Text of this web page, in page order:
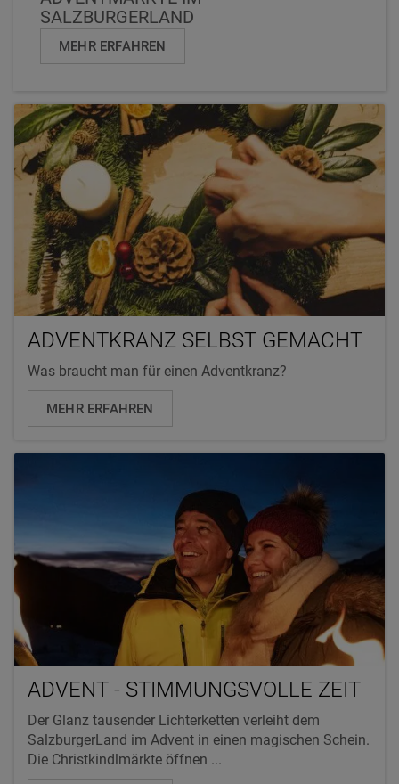
SALZBURGERLAND
MEHR ERFAHREN
ADVENTKRANZ SELBST GEMACHT
Was braucht man für einen Adventkranz?
MEHR ERFAHREN
ADVENT - STIMMUNGSVOLLE ZEIT
Der Glanz tausender Lichterketten verleiht dem
SalzburgerLand im Advent in einen magischen Schein.
Die Christkindlmärkte öffnen ...